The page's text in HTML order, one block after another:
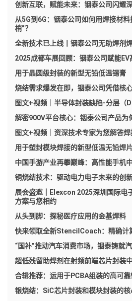
创新互联，赋能未来：铟泰公司闪耀
从5G到6G：铟泰公司如何用焊接材
梢”？
全新技术已上线丨铟泰公司无助焊剂
2025成都车展回顾：铟泰公司赋能
用于晶圆级封装的新型无铅低温锡膏
烧结需求爆发在即，铟泰公司凭借核
图文+视频｜半导体封装缺陷-分层（
解密900V平台核心：铟泰公司产品为
图文+视频｜资深技术专家为您解答
用于塑封模块焊接的新型低温无铅焊
中国手游产业再攀巅峰：高性能手机
铜烧结技术：驱动电力电子未来的创
展会盛邀｜Elexcon 2025深圳国际电
方案与您相约
从头到脚：探秘医疗应用的金基焊料
快来领取全新StencilCoach：精确计
“国补”推动汽车消费市场，铟泰铸就
超低残留助焊剂在射频前端芯片封装
合辑推荐：运用于PCBA组装的高可
银烧结：SiC芯片封装和模块封装的